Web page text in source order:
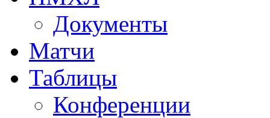
Документы
Матчи
Таблицы
Конференции